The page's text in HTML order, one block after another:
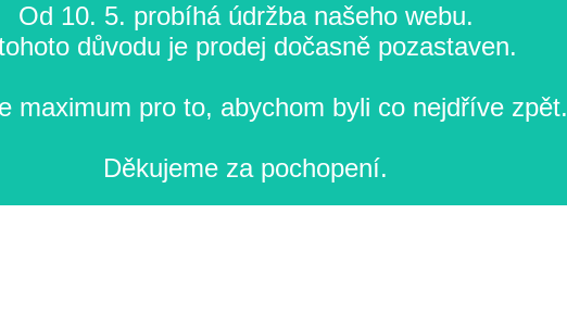
Od 10. 5. probíhá údržba našeho webu.
důvodu je prodej dočasně pozastaven.
maximum pro to, abychom byli co nejdříve zpět.
Děkujeme za pochopení.